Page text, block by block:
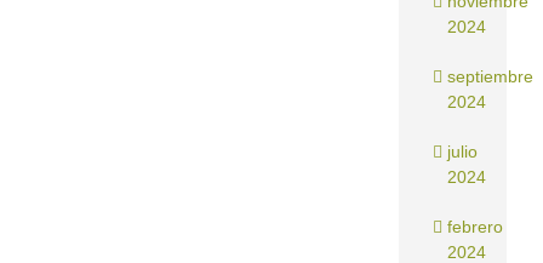
2024
septiembre
2024
julio
2024
febrero
2024